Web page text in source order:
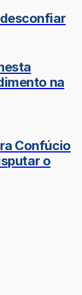
na
Confúcio
o